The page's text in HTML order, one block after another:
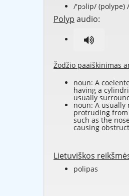
/'pɔlip/ (polype)
Polyp audio:
Žodžio paaiškinimas
noun: A
having a
usually
noun: A
protruding
such as the
causing
Lietuviškos
polipas